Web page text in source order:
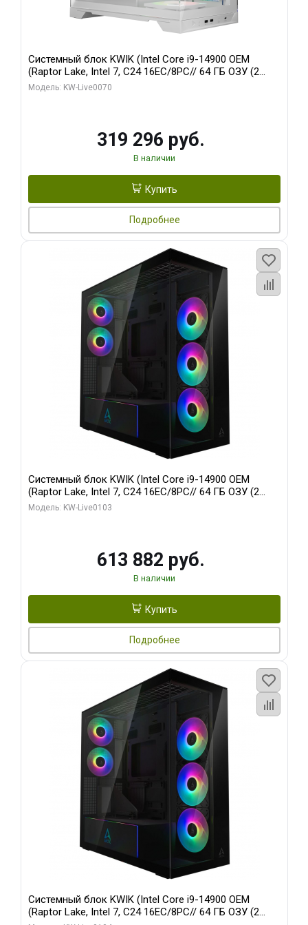
Системный блок KWIK (Intel Core i9-14900 OEM
(Raptor Lake, Intel 7, C24 16EC/8PC// 64 ГБ ОЗУ (2
модуля)/ Gigabyte RTX5080 XTREME WATERFORCE
Модель: KW-Live0070
319 296 руб.
В наличии
Купить
Подробнее
Системный блок KWIK (Intel Core i9-14900 OEM
(Raptor Lake, Intel 7, C24 16EC/8PC// 64 ГБ ОЗУ (2
модуля)/ Afox RTX4090 24GB GDDR6X 384-Bit 3xDP
Модель: KW-Live0103
613 882 руб.
В наличии
Купить
Подробнее
Системный блок KWIK (Intel Core i9-14900 OEM
(Raptor Lake, Intel 7, C24 16EC/8PC// 64 ГБ ОЗУ (2